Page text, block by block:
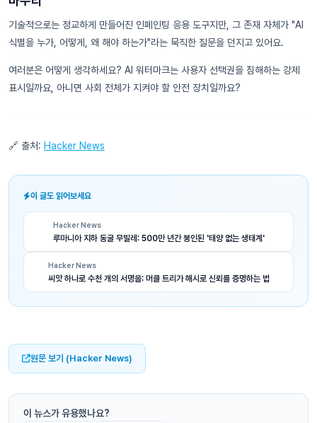
기술적으로는 정교하게 만들어진 인페인팅 응용 도구지만, 그 존재 자체가 "AI
식별을 누가, 어떻게, 왜 해야 하는가"라는 묵직한 질문을 던지고 있어요.
여러분은 어떻게 생각하세요? AI 워터마크는 사용자 선택권을 침해하는 강제
표시일까요, 아니면 사회 전체가 지켜야 할 안전 장치일까요?
🔗 출처: Hacker News
이 글도 읽어보세요
Hacker News
루마니아 지하 동굴 무빌레: 500만 년간 봉인된 '태양 없는 생태계'
Hacker News
씨앗 하나로 수천 개의 서명을: 머클 트리가 해시로 신뢰를 증명하는 법
원문 보기 (Hacker News)
이 뉴스가 유용했나요?